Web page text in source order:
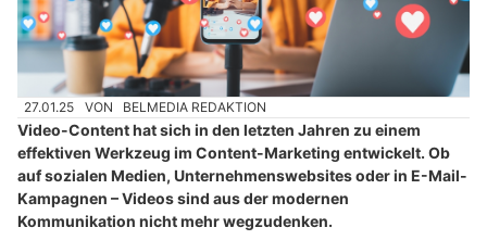
27.01.25 VON BELMEDIA REDAKTION
Video-Content hat sich in den letzten Jahren zu einem
effektiven Werkzeug im Content-Marketing entwickelt. Ob
auf sozialen Medien, Unternehmenswebsites oder in E-Mail-
Kampagnen – Videos sind aus der modernen
Kommunikation nicht mehr wegzudenken.